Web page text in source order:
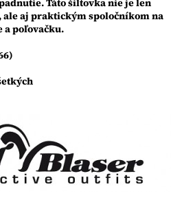
Táto šiltovka nie je len
aj praktickým spoločníkom na
a poľovačku.